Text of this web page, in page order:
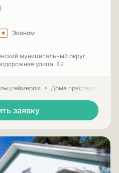
Эконом
муниципальный округ,
улица, 42
Дома престарелых
заявку